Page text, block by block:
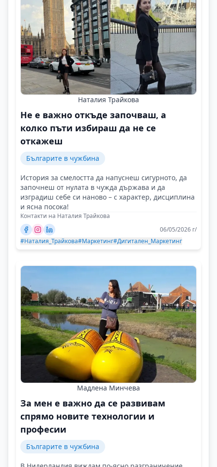
Наталия Трайкова
Не е важно откъде започваш, а
колко пъти избираш да не се
откажеш
Българите в чужбина
История за смелостта да напуснеш сигурното, да
започнеш от нулата в чужда държава и да
изградиш себе си наново – с характер, дисциплина
и ясна посока!
Контакти на Наталия Трайкова
06/05/2026 г/
#Наталия_Трайкова#Маркетинг#Дигитален_Маркетинг
Мадлена Минчева
За мен е важно да се развивам
спрямо новите технологии и
професии
Българите в чужбина